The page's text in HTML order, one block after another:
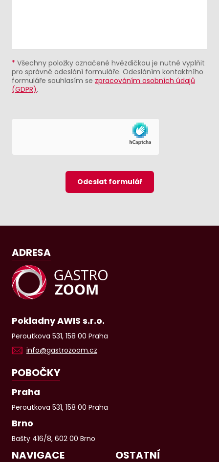
* Všechny položky označené hvězdičkou je nutné vyplňit
pro správné odeslání formuláře. Odesláním kontaktního
formuláře souhlasím se zpracováním osobních údajů
(GDPR).
Odeslat formulář
ADRESA
Pokladny AWIS s.r.o.
Peroutkova 531, 158 00 Praha
info@gastrozoom.cz
POBOČKY
Praha
Peroutkova 531, 158 00 Praha
Brno
Bašty 416/8, 602 00 Brno
NAVIGACE OSTATNÍ